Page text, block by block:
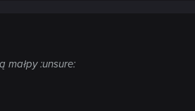
małpy :unsure: